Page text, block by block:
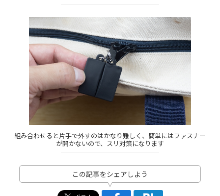
組み合わせると片手で外すのはかなり難しく、簡単にはファスナー
が開かないので、スリ対策になります
この記事をシェアしよう